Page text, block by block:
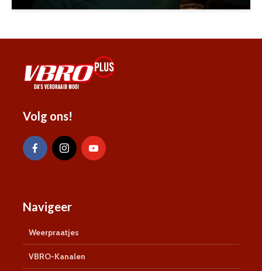
Volg ons!
Navigeer
Weerpraatjes
VBRO-Kanalen